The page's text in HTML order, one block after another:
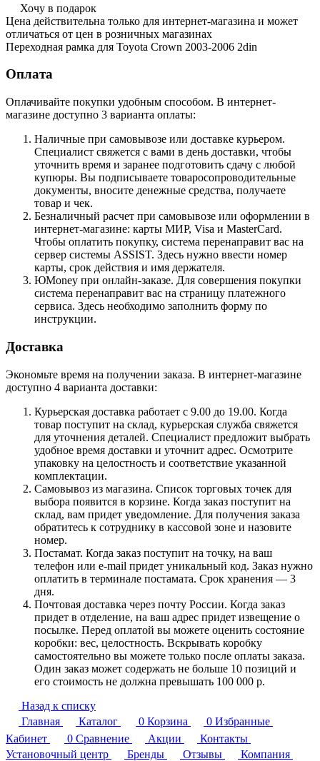
Хочу в подарок
Цена действительна только для интернет-магазина и может
отличаться от цен в розничных магазинах
Переходная рамка для Toyota Crown 2003-2006 2din
Оплата
Оплачивайте покупки удобным способом. В интернет-
магазине доступно 3 варианта оплаты:
Наличные при самовывозе или доставке курьером.
Специалист свяжется с вами в день доставки, чтобы
уточнить время и заранее подготовить сдачу с любой
купюры. Вы подписываете товаросопроводительные
документы, вносите денежные средства, получаете
товар и чек.
Безналичный расчет при самовывозе или оформлении в
интернет-магазине: карты МИР, Visa и MasterCard.
Чтобы оплатить покупку, система перенаправит вас на
сервер системы ASSIST. Здесь нужно ввести номер
карты, срок действия и имя держателя.
ЮMoney при онлайн-заказе. Для совершения покупки
система перенаправит вас на страницу платежного
сервиса. Здесь необходимо заполнить форму по
инструкции.
Доставка
Экономьте время на получении заказа. В интернет-магазине
доступно 4 варианта доставки:
Курьерская доставка работает с 9.00 до 19.00. Когда
товар поступит на склад, курьерская служба свяжется
для уточнения деталей. Специалист предложит выбрать
удобное время доставки и уточнит адрес. Осмотрите
упаковку на целостность и соответствие указанной
комплектации.
Самовывоз из магазина. Список торговых точек для
выбора появится в корзине. Когда заказ поступит на
склад, вам придет уведомление. Для получения заказа
обратитесь к сотруднику в кассовой зоне и назовите
номер.
Постамат. Когда заказ поступит на точку, на ваш
телефон или e-mail придет уникальный код. Заказ нужно
оплатить в терминале постамата. Срок хранения — 3
дня.
Почтовая доставка через почту России. Когда заказ
придет в отделение, на ваш адрес придет извещение о
посылке. Перед оплатой вы можете оценить состояние
коробки: вес, целостность. Вскрывать коробку
самостоятельно вы можете только после оплаты заказа.
Один заказ может содержать не больше 10 позиций и
его стоимость не должна превышать 100 000 р.
Назад к списку
Главная
Каталог 0 Корзина 0 Избранные
Кабинет
0 Сравнение Акции
Контакты
Установочный центр
Бренды Отзывы
Компания